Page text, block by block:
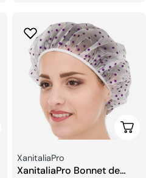
Les Options
Fournisseur:
XanitaliaPro
XanitaliaPro Bonnet de